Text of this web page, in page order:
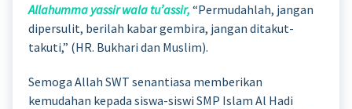
Allahumma yassir wala tu’assir, “Permudahlah, jangan
dipersulit, berilah kabar gembira, jangan ditakut-
takuti,” (HR. Bukhari dan Muslim).
Semoga Allah SWT senantiasa memberikan
kemudahan kepada siswa-siswi SMP Islam Al Hadi